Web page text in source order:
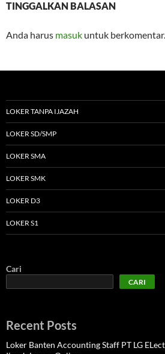
TINGGALKAN BALASAN
Anda harus masuk untuk berkomentar.
LOKER TANPA IJAZAH
LOKER SD/SMP
LOKER SMA
LOKER SMK
LOKER D3
LOKER S1
Cari
CARI
Recent Posts
Loker Banten Accounting Staff PT LG